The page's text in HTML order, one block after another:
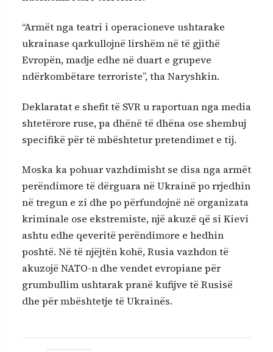
“Armët nga teatri i operacioneve ushtarake
ukrainase qarkullojnë lirshëm në të gjithë
Evropën, madje edhe në duart e grupeve
ndërkombëtare terroriste”, tha Naryshkin.
Deklaratat e shefit të SVR u raportuan nga media
shtetërore ruse, pa dhënë të dhëna ose shembuj
specifikë për të mbështetur pretendimet e tij.
Moska ka pohuar vazhdimisht se disa nga armët
perëndimore të dërguara në Ukrainë po rrjedhin
në tregun e zi dhe po përfundojnë në organizata
kriminale ose ekstremiste, një akuzë që si Kievi
ashtu edhe qeveritë perëndimore e hedhin
poshtë. Në të njëjtën kohë, Rusia vazhdon të
akuzojë NATO-n dhe vendet evropiane për
grumbullim ushtarak pranë kufijve të Rusisë
dhe për mbështetje të Ukrainës.